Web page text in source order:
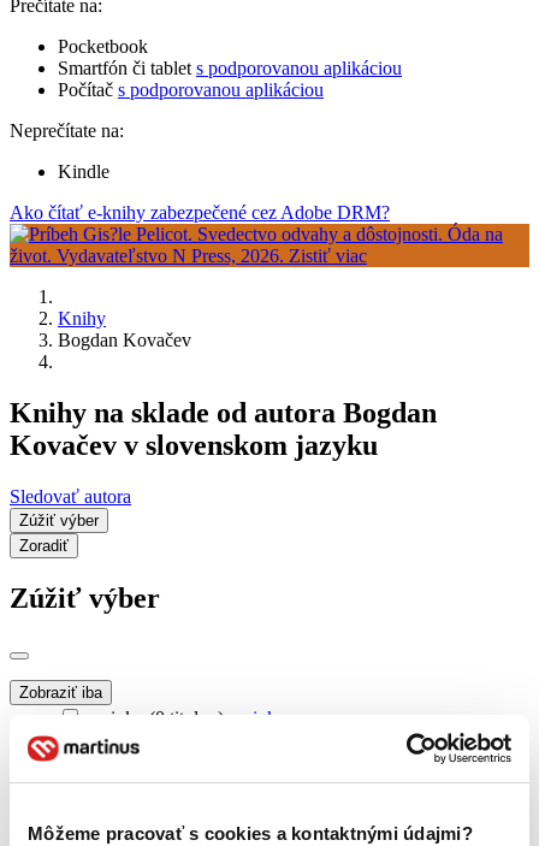
Môžeme pracovať s cookies a kontaktnými údajmi?
Prečítate na:
Pocketbook
Smartfón či tablet s podporovanou aplikáciou
Počítač s podporovanou aplikáciou
Neprečítate na:
Kindle
Ako čítať e-knihy zabezpečené cez Adobe DRM?
Knihy
Bogdan Kovačev
Knihy na sklade od autora Bogdan
Kovačev v slovenskom jazyku
Sledovať autora
Zúžiť výber
Zoradiť
Zúžiť výber
Zobraziť iba
novinky (0 titulov) novinky
zľavnené tituly (0 titulov)
Dostupnosť
predpredaj (0 titulov)predpredaj